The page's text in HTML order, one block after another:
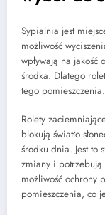
Sypialnia jest
możliwość
wpływają na jakość
środka. Dlatego
tego pomieszczenia.
Rolety
blokują światło
środku dnia. Jest to
zmiany i potrzebują
możliwość ochrony
pomieszczenia, co